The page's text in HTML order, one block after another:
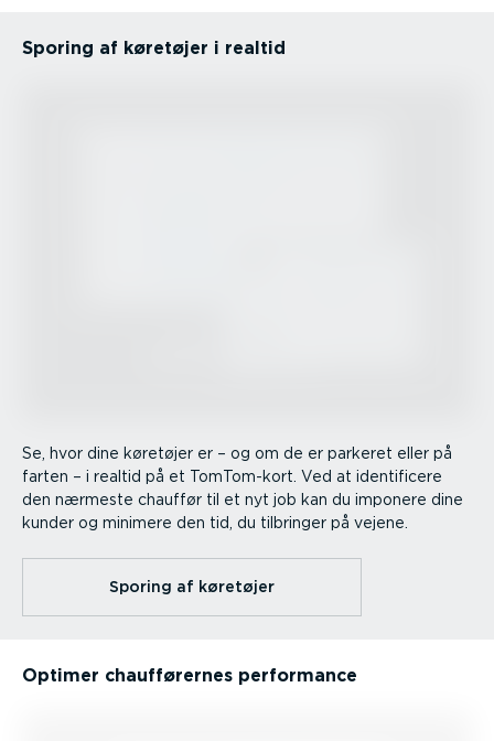
Sporing af køretøjer i realtid
Se, hvor dine køretøjer er – og om de er parkeret eller på
farten – i realtid på et TomTom-kort. Ved at identi­ficere
den nærmeste chauffør til et nyt job kan du imponere dine
kunder og minimere den tid, du tilbringer på vejene.
Sporing af køretøjer
Optimer chauf­fø­rernes performance